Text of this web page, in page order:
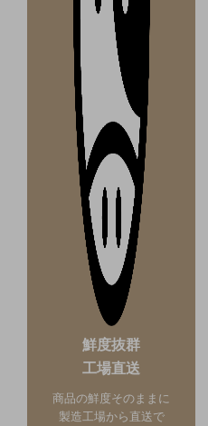
鮮度抜群
工場直送
商品の鮮度そのままに
製造工場から直送で